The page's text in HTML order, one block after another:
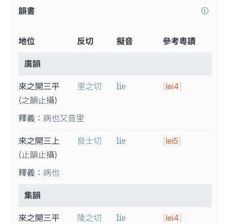
韻書
地位 反切 擬音 參考粵讀
廣韻
來之開三平
(之韻止攝)
里之切 lie [lei4]
釋義： 病也又音里
來之開三上
(止韻止攝)
良士切 lie [lei5]
釋義： 病也
集韻
來之開三平
陵之切 lie [lei4]